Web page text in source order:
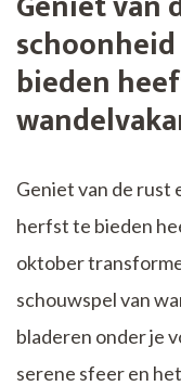
bieden
Geniet van de rust
herfst te bieden
oktober
schouwspel van
bladeren onder je
serene sfeer en